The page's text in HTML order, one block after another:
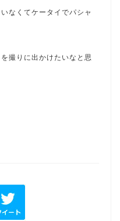
なくてケータイでパシャ
撮りに出かけたいなと思